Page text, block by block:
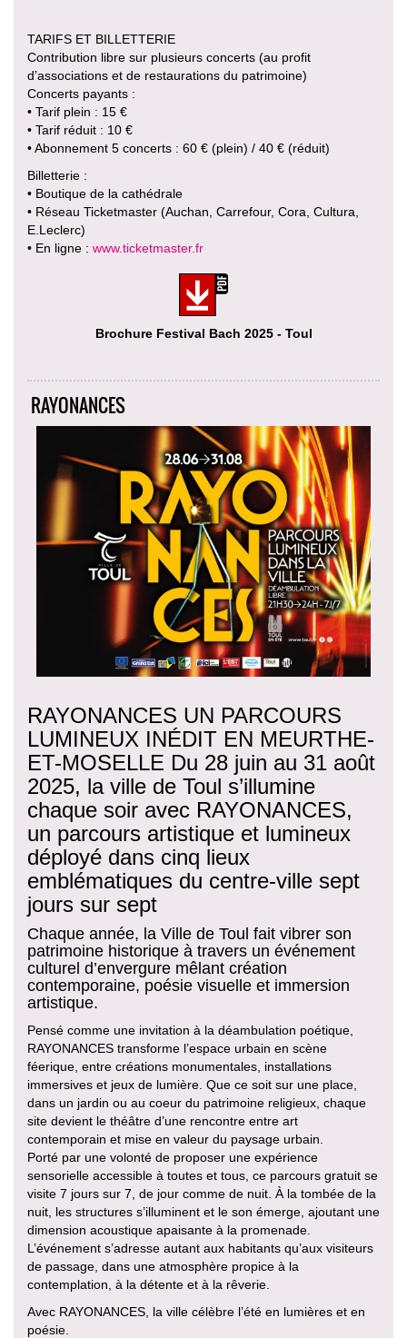
TARIFS ET BILLETTERIE
Contribution libre sur plusieurs concerts (au profit
d’associations et de restaurations du patrimoine)
Concerts payants :
• Tarif plein : 15 €
• Tarif réduit : 10 €
• Abonnement 5 concerts : 60 € (plein) / 40 € (réduit)
Billetterie :
• Boutique de la cathédrale
• Réseau Ticketmaster (Auchan, Carrefour, Cora, Cultura,
E.Leclerc)
• En ligne : www.ticketmaster.fr
Brochure Festival Bach 2025 - Toul
RAYONANCES
RAYONANCES UN PARCOURS
LUMINEUX INÉDIT EN MEURTHE-
ET-MOSELLE Du 28 juin au 31 août
2025, la ville de Toul s’illumine
chaque soir avec RAYONANCES,
un parcours artistique et lumineux
déployé dans cinq lieux
emblématiques du centre-ville sept
jours sur sept
Chaque année, la Ville de Toul fait vibrer son
patrimoine historique à travers un événement
culturel d’envergure mêlant création
contemporaine, poésie visuelle et immersion
artistique.
Pensé comme une invitation à la déambulation poétique,
RAYONANCES transforme l’espace urbain en scène
féerique, entre créations monumentales, installations
immersives et jeux de lumière. Que ce soit sur une place,
dans un jardin ou au coeur du patrimoine religieux, chaque
site devient le théâtre d’une rencontre entre art
contemporain et mise en valeur du paysage urbain.
Porté par une volonté de proposer une expérience
sensorielle accessible à toutes et tous, ce parcours gratuit se
visite 7 jours sur 7, de jour comme de nuit. À la tombée de la
nuit, les structures s’illuminent et le son émerge, ajoutant une
dimension acoustique apaisante à la promenade.
L’événement s’adresse autant aux habitants qu’aux visiteurs
de passage, dans une atmosphère propice à la
contemplation, à la détente et à la rêverie.
Avec RAYONANCES, la ville célèbre l’été en lumières et en
poésie.